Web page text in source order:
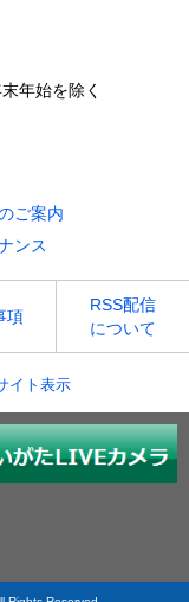
年始を除く
ご案内
ンス
項
RSS配信
について
イト表示